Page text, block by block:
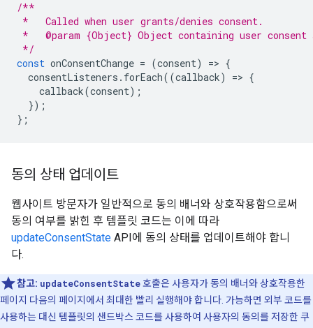
/**
*   Called when user grants/denies consent.
*   @param {Object} Object containing user
*/
const onConsentChange = (consent) => {
consentListeners . forEach((callback) => {
callback(consent);
});
};
동의 상태 업데이트
웹사이트 방문자가 일반적으로 동의 배너와 상호작용함으로써
동의 여부를 밝힌 후 템플릿 코드는 이에 따라
updateConsentState API에 동의 상태를 업데이트해야 합니
다.
참고: updateConsentState호출은 사용자가 동의 배너와 상호작용한
페이지 다음의 페이지에서 최대한 빨리 실행해야 합니다. 가능하면 외부 코드를
사용하는 대신 템플릿의 샌드박스 코드를 사용하여 사용자의 동의를 저장한 쿠